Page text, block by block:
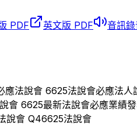
PDF 英文版 PDF 音訊
應法說會 6625法說會必應法人
會 6625最新法說會必應業績
說會 Q46625法說會